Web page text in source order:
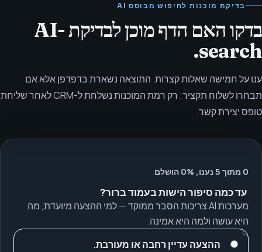
בדיקת מוכנות לחיפוש מבוסס AI
בדקו האם הדף מוכן לבדיקת AI-
search.
ענו על חמישה שאלות קצרות. התוצאה נשארת בדפדפן אלא אם
תבחרו לשלוח תקציר; רק רמת המוכנות נשלחת ל-CRM לאחר שליחת
טופס יצירת קשר.
0 מתוך 5 נענו, 0% הושלם
עד כמה סיפור הישות בעמוד ברור?
מערכות AI צריכות הסבר ממוקד — למי ההצעה מיועדת, מה
היא עושה ולמה היא אמינה.
ההצעה עדיין רחבה או מעורבת.